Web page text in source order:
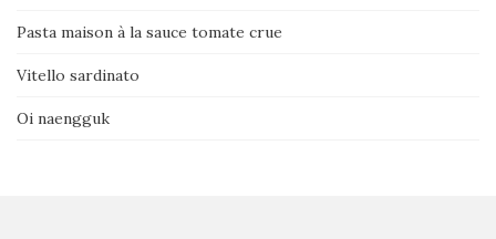
Pasta maison à la sauce tomate crue
Vitello sardinato
Oi naengguk